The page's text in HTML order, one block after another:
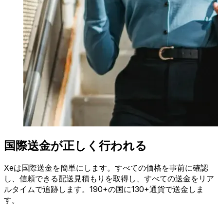
国際送金が正しく行われる
Xeは国際送金を簡単にします。すべての価格を事前に確認
し、信頼できる配送見積もりを取得し、すべての送金をリア
ルタイムで追跡します。190+の国に130+通貨で送金しま
す。